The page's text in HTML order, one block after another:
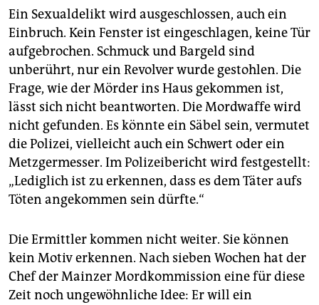
Ein Sexualdelikt wird ausgeschlossen, auch ein
Einbruch. Kein Fenster ist eingeschlagen, keine Tür
aufgebrochen. Schmuck und Bargeld sind
unberührt, nur ein Revolver wurde gestohlen. Die
Frage, wie der Mörder ins Haus gekommen ist,
lässt sich nicht beantworten. Die Mordwaffe wird
nicht gefunden. Es könnte ein Säbel sein, vermutet
die Polizei, vielleicht auch ein Schwert oder ein
Metzgermesser. Im Polizeibericht wird festgestellt:
„Lediglich ist zu erkennen, dass es dem Täter aufs
Töten angekommen sein dürfte.“
Die Ermittler kommen nicht weiter. Sie können
kein Motiv erkennen. Nach sieben Wochen hat der
Chef der Mainzer Mordkommission eine für diese
Zeit noch ungewöhnliche Idee: Er will ein